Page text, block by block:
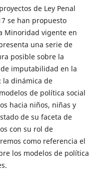
de Ley Penal
se han propuesto
Minoridad vigente en
una serie de
posible sobre la
imputabilidad en la
la dinámica de
de política social
hacia niños, niñas y
de su faceta de
con su rol de
como referencia el
los modelos de política